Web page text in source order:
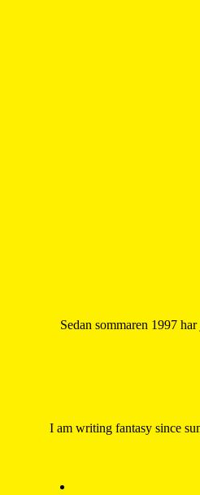
Sedan sommaren 1997
I am writing fantasy since